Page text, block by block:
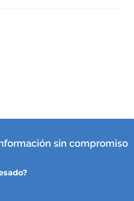
sin compromiso